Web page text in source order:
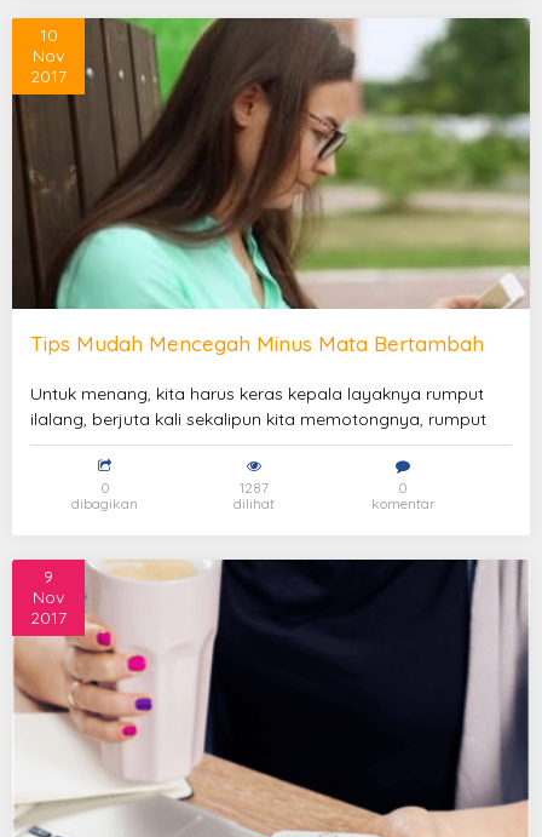
Tips Mudah Mencegah Minus Mata Bertambah
10
Nov
2017
Untuk menang, kita harus keras kepala layaknya rumput
ilalang, berjuta kali sekalipun kita memotongnya, rumput
0
dibagikan
1287
dilihat
0
komentar
9
Nov
2017